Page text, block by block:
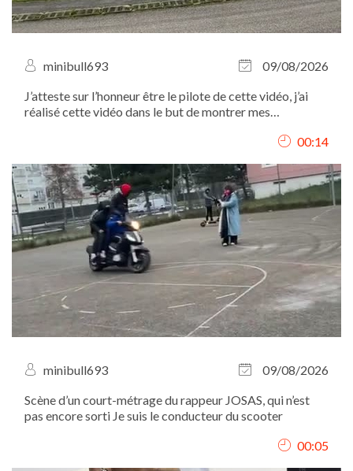
minibull693
09/08/2026
J’atteste sur l’honneur être le pilote de cette vidéo, j’ai
réalisé cette vidéo dans le but de montrer mes
00:14
minibull693
09/08/2026
Scène d’un court-métrage du rappeur JOSAS, qui n’est
pas encore sorti Je suis le conducteur du scooter
00:05